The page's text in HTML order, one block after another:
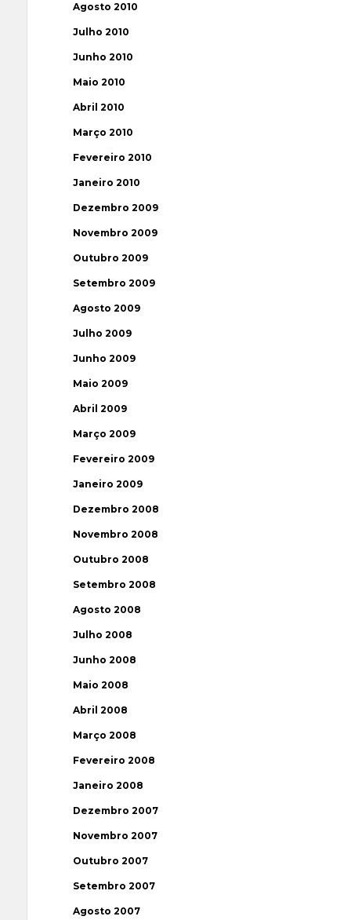
Agosto 2010
Julho 2010
Junho 2010
Maio 2010
Abril 2010
Março 2010
Fevereiro 2010
Janeiro 2010
Dezembro 2009
Novembro 2009
Outubro 2009
Setembro 2009
Agosto 2009
Julho 2009
Junho 2009
Maio 2009
Abril 2009
Março 2009
Fevereiro 2009
Janeiro 2009
Dezembro 2008
Novembro 2008
Outubro 2008
Setembro 2008
Agosto 2008
Julho 2008
Junho 2008
Maio 2008
Abril 2008
Março 2008
Fevereiro 2008
Janeiro 2008
Dezembro 2007
Novembro 2007
Outubro 2007
Setembro 2007
Agosto 2007